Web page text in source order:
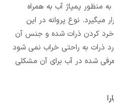
منظور پمپاژ آب به همراه
میگیرد. نوع پروانه در این
کردن ذرات شده و جنس آن
ذرات به راحتی خراب نمی شود
شده در آب برای آن مشکلی